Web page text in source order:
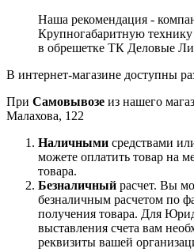
Наша рекомендация -
Крупногабаритную
в обрешетке ТК Деловые
В интернет-магазине доступны
При Самовывозе из нашего
Малахова, 122
Наличными средствами
можете оплатить товар на
товара.
Безналичный расчет. Вы
безналичным расчетом по
получения товара. Для
выставления счета вам
реквизиты вашей